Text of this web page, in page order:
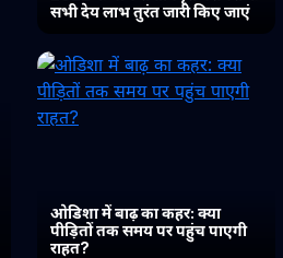
सभी देय लाभ तुरंत जारी किए जाएं
ओडिशा में बाढ़ का कहर: क्या
पीड़ितों तक समय पर पहुंच पाएगी
राहत?